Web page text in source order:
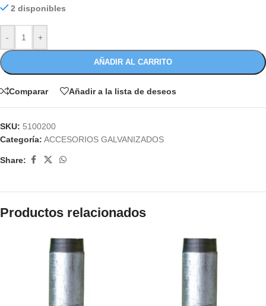
2 disponibles
- +
AÑADIR AL CARRITO
Comparar Añadir a la lista de deseos
SKU: 5100200
Categoría: ACCESORIOS GALVANIZADOS
Share:
Productos relacionados